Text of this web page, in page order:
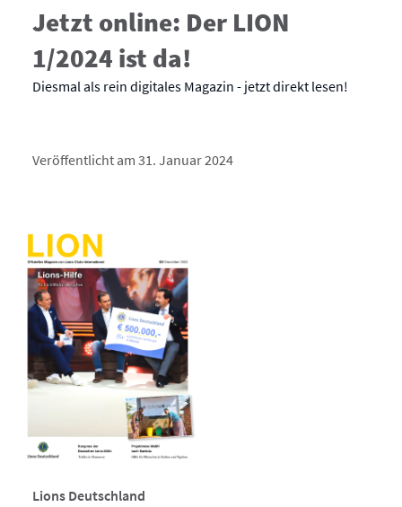
Jetzt online: Der LION
1/2024 ist da!
Diesmal als rein digitales Magazin - jetzt direkt lesen!
Veröffentlicht am 31. Januar 2024
Lions Deutschland